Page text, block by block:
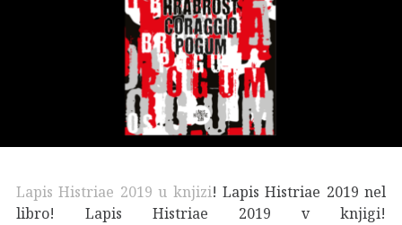
Lapis Histriae 2019 u knjizi! Lapis Histriae 2019 nel
libro! Lapis Histriae 2019 v knjigi!